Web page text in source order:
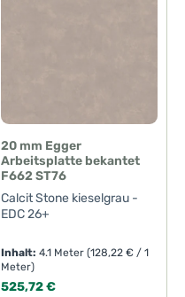
20 mm Egger
Arbeitsplatte bekantet
F662 ST76
Calcit Stone kieselgrau -
EDC 26+
Inhalt:4.1 Meter(128,22 € / 1
Meter)
Regulärer Preis:
525,72 €